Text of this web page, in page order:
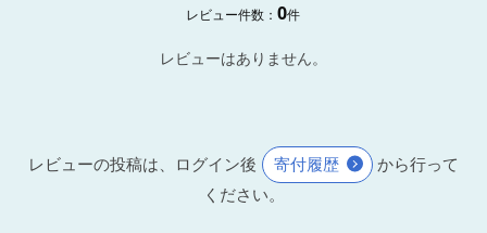
レビュー件数：0件
レビューはありません。
レビューの投稿は、ログイン後 寄付履歴
から行って
ください。